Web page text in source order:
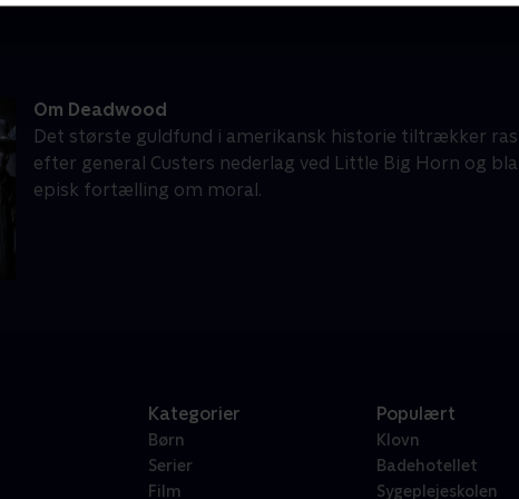
Om Deadwood
Det største guldfund i amerikansk historie tiltrækker
efter general Custers nederlag ved Little Big Horn og
episk fortælling om moral.
Kategorier
Børn
Serier
Film
Populært
Klovn
Badehotellet
Sygeplejeskolen